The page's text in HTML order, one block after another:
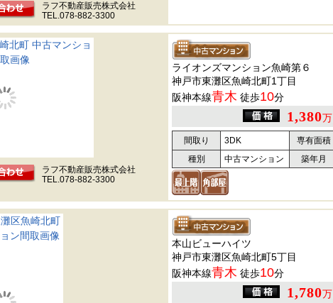
ラフ不動産販売株式会社
TEL.078-882-3300
ラフ不動産販売株式会社
TEL.078-882-3300
ライオンズマンション魚崎第６
神戸市東灘区魚崎北町1丁目
阪神本線青木 徒歩10分
1,380
間取り 3DK 専有面積
種別
中古マンション 築年月
本山ビューハイツ
神戸市東灘区魚崎北町5丁目
阪神本線青木 徒歩10分
1,780